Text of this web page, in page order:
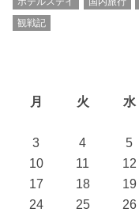
観戦記
月
火 水
3
4 5
10
11 12
17
18 19
24
25 26